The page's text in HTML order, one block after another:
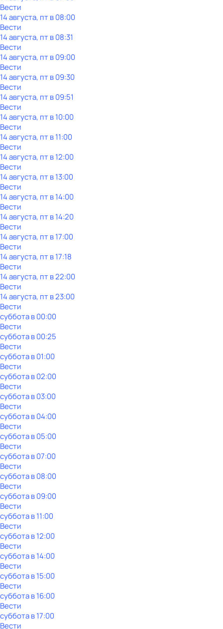
Вести
14 августа, пт в 08:00
Вести
14 августа, пт в 08:31
Вести
14 августа, пт в 09:00
Вести
14 августа, пт в 09:30
Вести
14 августа, пт в 09:51
Вести
14 августа, пт в 10:00
Вести
14 августа, пт в 11:00
Вести
14 августа, пт в 12:00
Вести
14 августа, пт в 13:00
Вести
14 августа, пт в 14:00
Вести
14 августа, пт в 14:20
Вести
14 августа, пт в 17:00
Вести
14 августа, пт в 17:18
Вести
14 августа, пт в 22:00
Вести
14 августа, пт в 23:00
Вести
субботав00:00
Вести
субботав00:25
Вести
субботав01:00
Вести
субботав02:00
Вести
субботав03:00
Вести
субботав04:00
Вести
субботав05:00
Вести
субботав07:00
Вести
субботав08:00
Вести
субботав09:00
Вести
субботав11:00
Вести
субботав12:00
Вести
субботав14:00
Вести
субботав15:00
Вести
субботав16:00
Вести
субботав17:00
Вести